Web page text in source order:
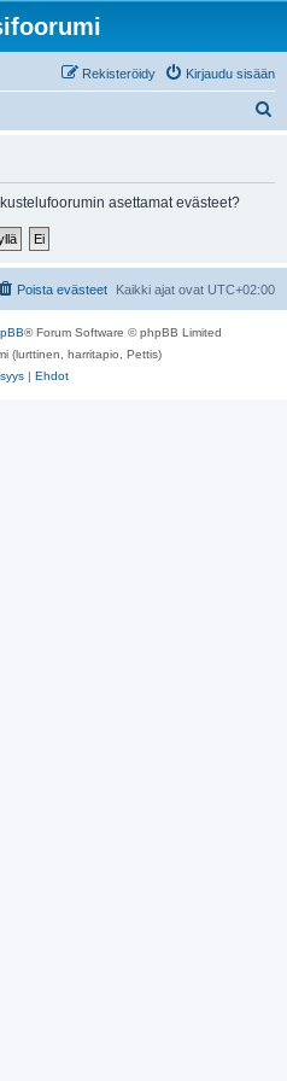
Kirjaudu sisään
Rekisteröidy
asettamat evästeet?
Kaikki ajat ovat UTC+02:00
Poista evästeet
® Forum Software © phpBB Limited
(lurttinen, harritapio, Pettis)
| Ehdot